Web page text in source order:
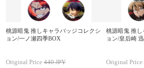
桃源暗鬼 推しキャラバッジコレクシ
ョン/一ノ瀬四季BOX
Original Price 440JPY
桃源暗鬼 推
ョン/皇后崎
Original Price